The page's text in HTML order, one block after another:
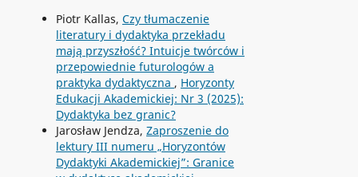
Piotr Kallas, Czy tłumaczenie
literatury i dydaktyka przekładu
mają przyszłość? Intuicje twórców i
przepowiednie futurologów a
praktyka dydaktyczna , Horyzonty
Edukacji Akademickiej: Nr 3 (2025):
Dydaktyka bez granic?
Jarosław Jendza, Zaproszenie do
lektury III numeru „Horyzontów
Dydaktyki Akademickiej”: Granice